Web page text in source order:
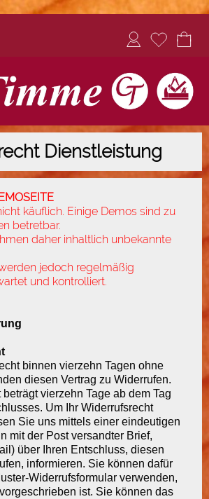
Dienstleistung
käuflich. Einige Demos sind zu
betretbar.
daher inhaltlich unbekannte
jedoch regelmäßig
und kontrolliert.
binnen vierzehn Tagen ohne
diesen Vertrag zu Widerrufen.
vierzehn Tage ab dem Tag
Um Ihr Widerrufsrecht
Sie uns mittels einer eindeutigen
mit der Post versandter Brief,
über Ihren Entschluss, diesen
informieren. Sie können dafür
Widerrufsformular verwenden,
ist. Sie können das